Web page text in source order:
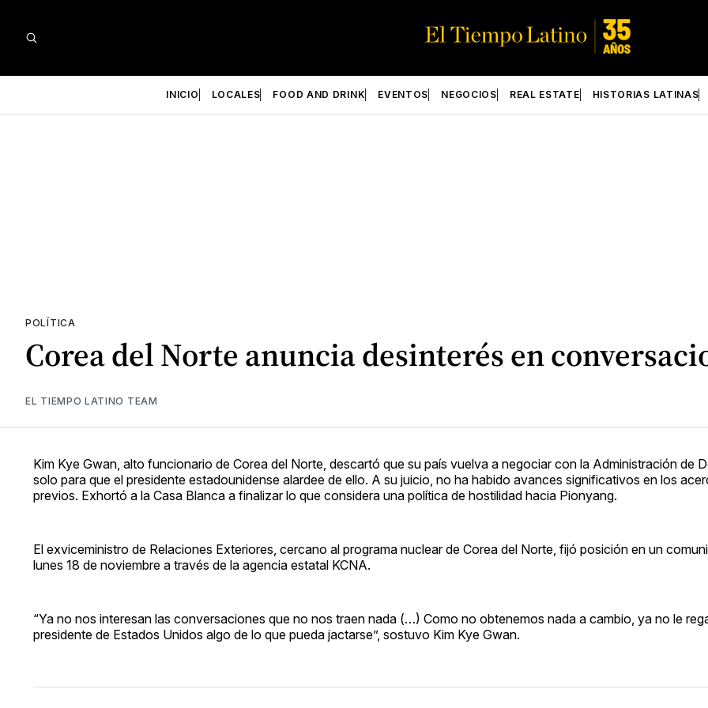
INICIO LOCALES FOOD AND DRINK EVENTOS NEGOCIOS REAL ESTATE HISTORIAS LATINAS
POLÍTICA
Corea del Norte anuncia desinterés en
EL TIEMPO LATINO TEAM
Kim Kye Gwan, alto funcionario de Corea del Norte, descartó que su país vuelva a negociar con la Administración de
solo para que el presidente estadounidense alardee de ello. A su juicio, no ha habido avances significativos en los
previos. Exhortó a la Casa Blanca a finalizar lo que considera una política de hostilidad hacia Pionyang.
El exviceministro de Relaciones Exteriores, cercano al programa nuclear de Corea del Norte, fijó posición en un
lunes 18 de noviembre a través de la agencia estatal KCNA.
“Ya no nos interesan las conversaciones que no nos traen nada (…) Como no obtenemos nada a cambio, ya no le
presidente de Estados Unidos algo de lo que pueda jactarse”, sostuvo Kim Kye Gwan.